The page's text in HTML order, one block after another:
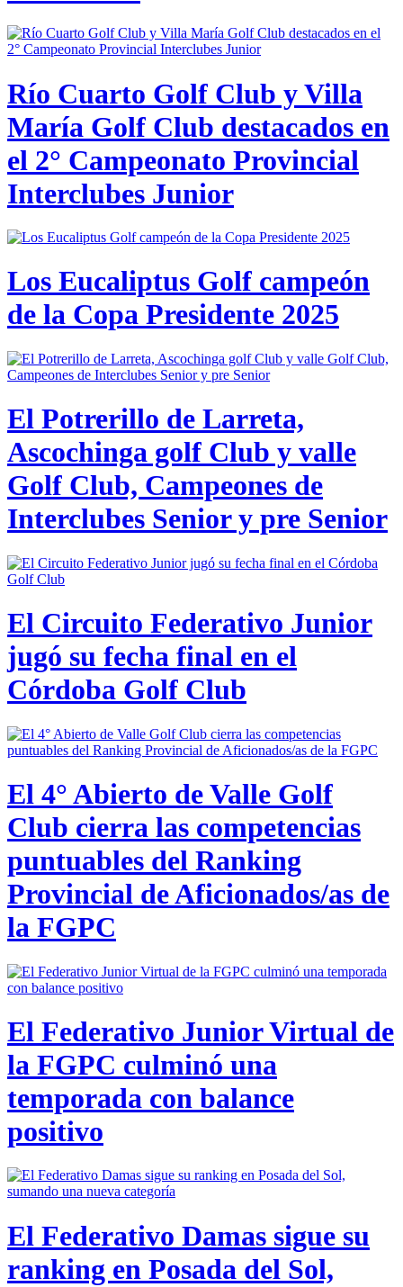
Río Cuarto Golf Club y Villa
María Golf Club destacados en
el 2° Campeonato Provincial
Interclubes Junior
Los Eucaliptus Golf campeón
de la Copa Presidente 2025
El Potrerillo de Larreta,
Ascochinga golf Club y valle
Golf Club, Campeones de
Interclubes Senior y pre Senior
El Circuito Federativo Junior
jugó su fecha final en el
Córdoba Golf Club
El 4° Abierto de Valle Golf
Club cierra las competencias
puntuables del Ranking
Provincial de Aficionados/as de
la FGPC
El Federativo Junior Virtual de
la FGPC culminó una
temporada con balance
positivo
El Federativo Damas sigue su
ranking en Posada del Sol,